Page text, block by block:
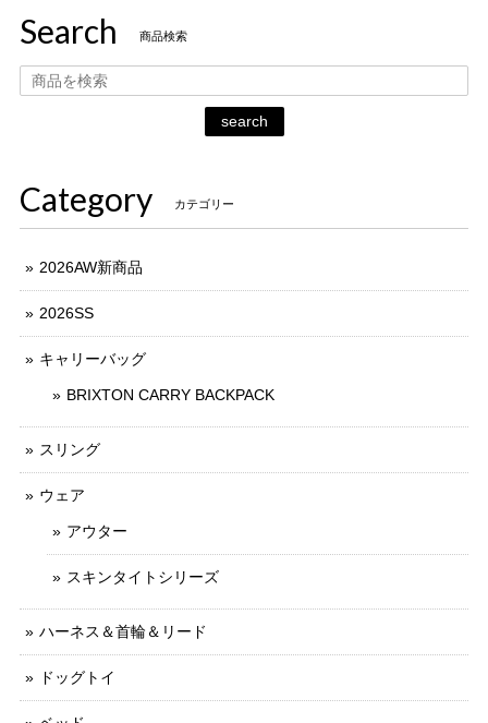
Search 商品検索
search
Category カテゴリー
2026AW新商品
2026SS
キャリーバッグ
BRIXTON CARRY BACKPACK
スリング
ウェア
アウター
スキンタイトシリーズ
ハーネス＆首輪＆リード
ドッグトイ